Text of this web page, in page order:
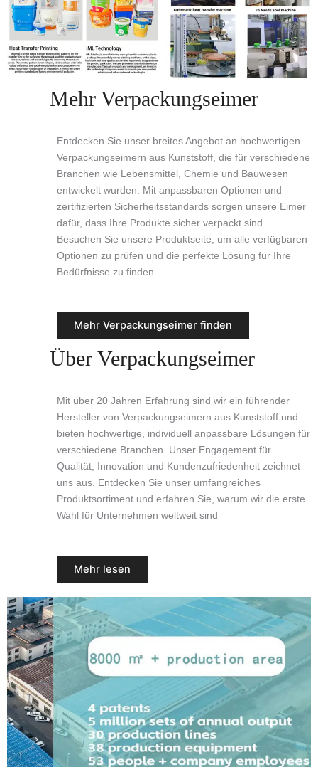
Mehr Verpackungseimer
Entdecken Sie unser breites Angebot an hochwertigen
Verpackungseimern aus Kunststoff, die für verschiedene
Branchen wie Lebensmittel, Chemie und Bauwesen
entwickelt wurden. Mit anpassbaren Optionen und
zertifizierten Sicherheitsstandards sorgen unsere Eimer
dafür, dass Ihre Produkte sicher verpackt sind.
Besuchen Sie unsere Produktseite, um alle verfügbaren
Optionen zu prüfen und die perfekte Lösung für Ihre
Bedürfnisse zu finden.
Mehr Verpackungseimer finden
Über Verpackungseimer
Mit über 20 Jahren Erfahrung sind wir ein führender
Hersteller von Verpackungseimern aus Kunststoff und
bieten hochwertige, individuell anpassbare Lösungen für
verschiedene Branchen. Unser Engagement für
Qualität, Innovation und Kundenzufriedenheit zeichnet
uns aus. Entdecken Sie unser umfangreiches
Produktsortiment und erfahren Sie, warum wir die erste
Wahl für Unternehmen weltweit sind
Mehr lesen